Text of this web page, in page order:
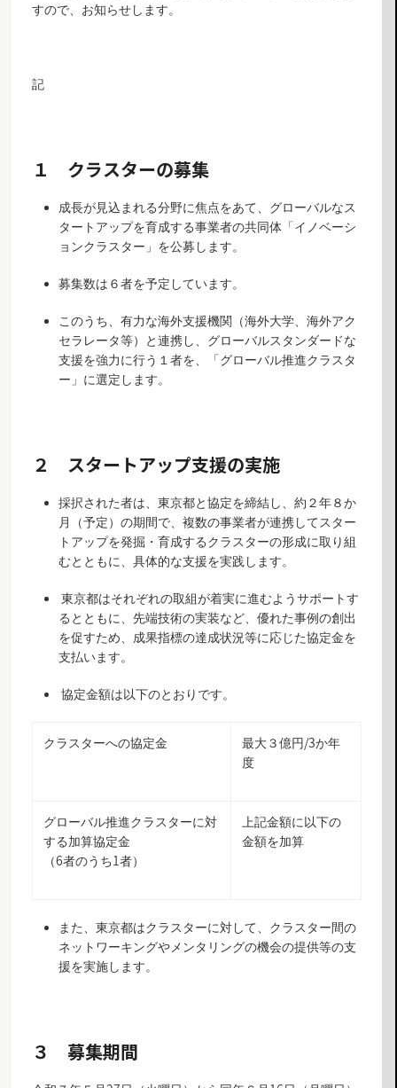
すので、お知らせします。
記
１ クラスターの募集
成長が見込まれる分野に焦点をあて、グローバルなス
タートアップを育成する事業者の共同体「イノベーシ
ョンクラスター」を公募します。
募集数は６者を予定しています。
このうち、有力な海外支援機関（海外大学、海外アク
セラレータ等）と連携し、グローバルスタンダードな
支援を強力に行う１者を、「グローバル推進クラスタ
ー」に選定します。
２ スタートアップ支援の実施
採択された者は、東京都と協定を締結し、約２年８か
月（予定）の期間で、複数の事業者が連携してスター
トアップを発掘・育成するクラスターの形成に取り組
むとともに、具体的な支援を実践します。
東京都はそれぞれの取組が着実に進むようサポートす
るとともに、先端技術の実装など、優れた事例の創出
を促すため、成果指標の達成状況等に応じた協定金を
支払います。
協定金額は以下のとおりです。
クラスターへの協定金
最大３億円/3か年
度
グローバル推進クラスターに対
する加算協定金
（6者のうち1者）
上記金額に以下の
金額を加算
また、東京都はクラスターに対して、クラスター間の
ネットワーキングやメンタリングの機会の提供等の支
援を実施します。
３ 募集期間